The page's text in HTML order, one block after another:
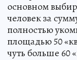
основном
человек за
полностью
площадью 50
чуть больше 60